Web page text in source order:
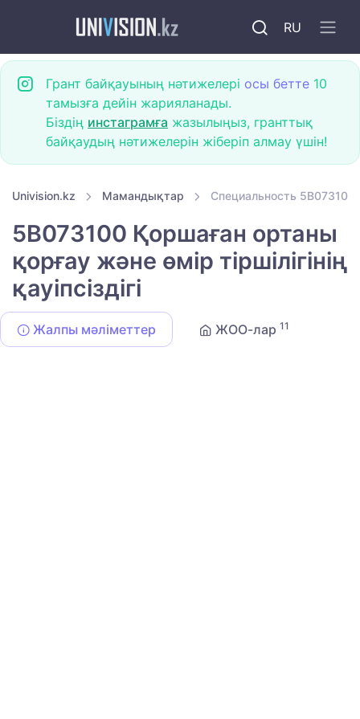
RU
Грант байқауының нәтижелері осы бетте 10
тамызға дейін жарияланады.
Біздің инстаграмға жазылыңыз, гранттық
байқаудың нәтижелерін жіберіп алмау үшін!
Univision.kz Мамандықтар Специальность 5B073100
5B073100 Қоршаған ортаны
қорғау және өмір тіршілігінің
қауіпсіздігі
Жалпы мәліметтер ЖОО-лар 11